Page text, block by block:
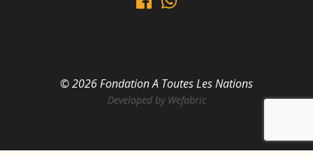
© 2026 Fondation A Toutes Les Nations
Developed by Wefabric